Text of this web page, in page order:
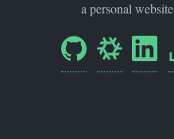
a personal website